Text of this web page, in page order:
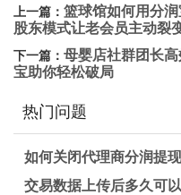
上一篇： 篮球馆如何用分
股东模式让老会员主动裂
下一篇： 母婴店社群团长
宝助你轻松破局
热门问题
如何关闭代理商分润提
交易数据上传后多久可